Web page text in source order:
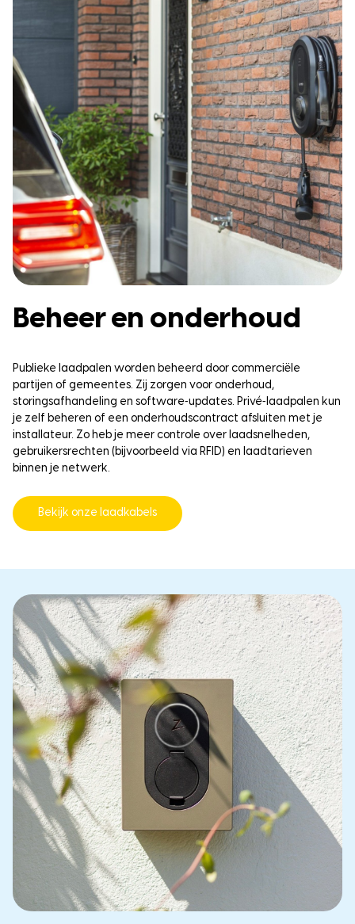
Beheer en onderhoud
Publieke laadpalen worden beheerd door commerciële
partijen of gemeentes. Zij zorgen voor onderhoud,
storingsafhandeling en software‑updates. Privé‑laadpalen kun
je zelf beheren of een onderhoudscontract afsluiten met je
installateur. Zo heb je meer controle over laadsnelheden,
gebruikersrechten (bijvoorbeeld via RFID) en laadtarieven
binnen je netwerk.
Bekijk onze laadkabels